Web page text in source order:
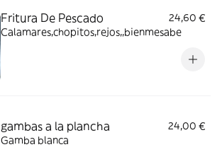
Fritura De Pescado
24,60 €
Calamares,chopitos,rejos,,bienmesabe
gambas a la plancha
24,00 €
Gamba blanca